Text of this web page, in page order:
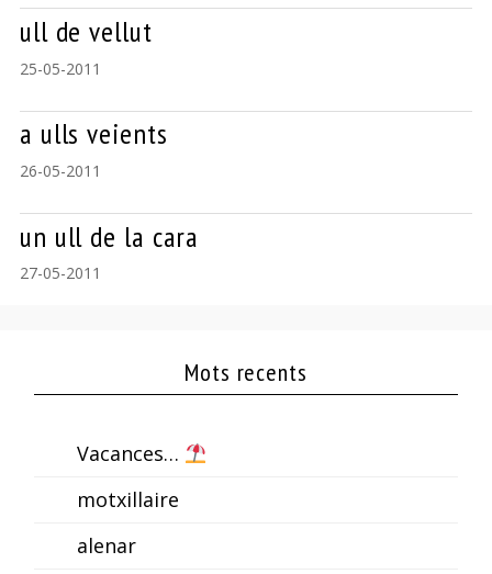
ull de vellut
25-05-2011
a ulls veients
26-05-2011
un ull de la cara
27-05-2011
Mots recents
Vacances…
motxillaire
alenar